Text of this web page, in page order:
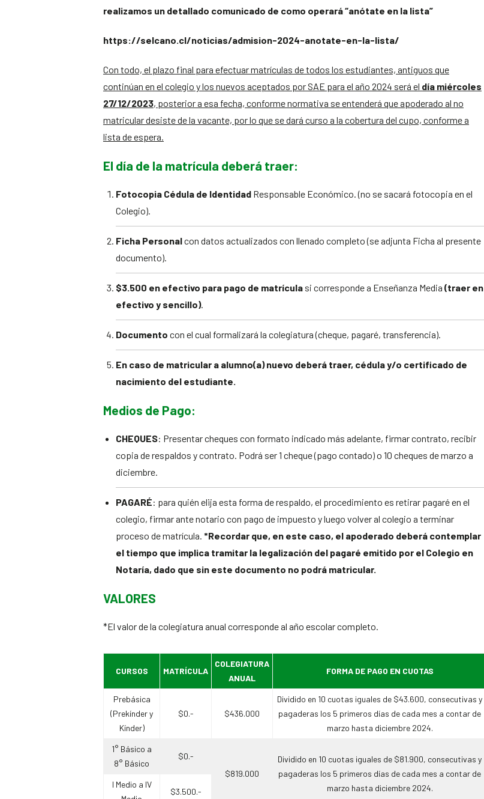
realizamos un detallado comunicado de como operará “anótate en la lista”
https://selcano.cl/noticias/admision-2024-anotate-en-la-lista/
Con todo, el plazo final para efectuar matrículas de todos los estudiantes, antiguos que
continúan en el colegio y los nuevos aceptados por SAE para el año 2024 será el día miércoles
27/12/2023, posterior a esa fecha, conforme normativa se entenderá que apoderado al no
matricular desiste de la vacante, por lo que se dará curso a la cobertura del cupo, conforme a
lista de espera.
El día de la matrícula deberá traer:
Fotocopia Cédula de Identidad Responsable Económico. (no se sacará fotocopia en el
Colegio).
Ficha Personalcon datos actualizados con llenado completo (se adjunta Ficha al presente
documento).
$3.500 en efectivo para pago de matrícula si corresponde a Enseñanza Media (traer en
efectivo y sencillo).
Documento con el cual formalizará la colegiatura (cheque, pagaré, transferencia).
En caso de matricular a alumno(a) nuevo deberá traer, cédula y/o certificado de
nacimiento del estudiante.
Medios de Pago:
CHEQUES: Presentar cheques con formato indicado más adelante, firmar contrato, recibir
copia de respaldos y contrato. Podrá ser 1 cheque (pago contado) o 10 cheques de marzo a
diciembre.
PAGARÉ: para quién elija esta forma de respaldo, el procedimiento es retirar pagaré en el
colegio, firmar ante notario con pago de impuesto y luego volver al colegio a terminar
proceso de matrícula. *Recordar que, en este caso, el apoderado deberá contemplar
el tiempo que implica tramitar la legalización del pagaré emitido por el Colegio en
Notaría, dado que sin este documento no podrá matricular.
VALORES
*El valor de la colegiatura anual corresponde al año escolar completo.
CURSOS MATRÍCULA
COLEGIATURA
ANUAL
FORMA DE PAGO EN CUOTAS
Prebásica
(Prekínder y
Kínder)
$0.- $436.000
Dividido en 10 cuotas iguales de $43.600, consecutivas y
pagaderas los 5 primeros días de cada mes a contar de
marzo hasta diciembre 2024.
1° Básico a
8° Básico
$0.-
$819.000
Dividido en 10 cuotas iguales de $81.900, consecutivas y
pagaderas los 5 primeros días de cada mes a contar de
marzo hasta diciembre 2024.
I Medio a IV
$3.500.-